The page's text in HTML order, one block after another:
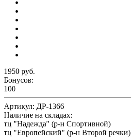
1950 руб.
Бонусов:
100
Артикул: ДР-1366
Наличие на складах:
тц "Надежда" (р-н Спортивной)
тц "Европейский" (р-н Второй речки)